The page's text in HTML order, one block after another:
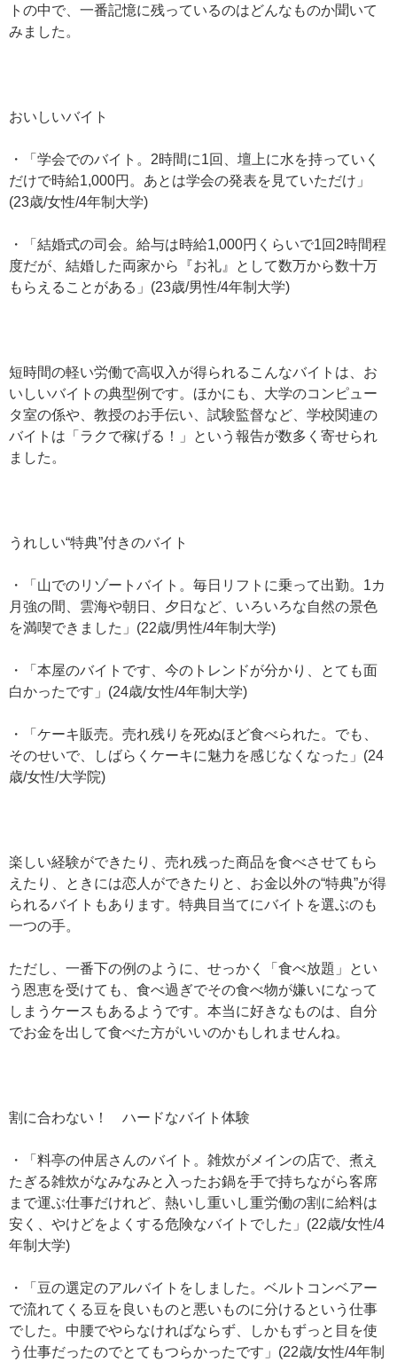
トの中で、一番記憶に残っているのはどんなものか聞いて
みました。
おいしいバイト
・「学会でのバイト。2時間に1回、壇上に水を持っていく
だけで時給1,000円。あとは学会の発表を見ていただけ」
(23歳/女性/4年制大学)
・「結婚式の司会。給与は時給1,000円くらいで1回2時間程
度だが、結婚した両家から『お礼』として数万から数十万
もらえることがある」(23歳/男性/4年制大学)
短時間の軽い労働で高収入が得られるこんなバイトは、お
いしいバイトの典型例です。ほかにも、大学のコンピュー
タ室の係や、教授のお手伝い、試験監督など、学校関連の
バイトは「ラクで稼げる！」という報告が数多く寄せられ
ました。
うれしい“特典”付きのバイト
・「山でのリゾートバイト。毎日リフトに乗って出勤。1カ
月強の間、雲海や朝日、夕日など、いろいろな自然の景色
を満喫できました」(22歳/男性/4年制大学)
・「本屋のバイトです、今のトレンドが分かり、とても面
白かったです」(24歳/女性/4年制大学)
・「ケーキ販売。売れ残りを死ぬほど食べられた。でも、
そのせいで、しばらくケーキに魅力を感じなくなった」(24
歳/女性/大学院)
楽しい経験ができたり、売れ残った商品を食べさせてもら
えたり、ときには恋人ができたりと、お金以外の“特典”が得
られるバイトもあります。特典目当てにバイトを選ぶのも
一つの手。
ただし、一番下の例のように、せっかく「食べ放題」とい
う恩恵を受けても、食べ過ぎでその食べ物が嫌いになって
しまうケースもあるようです。本当に好きなものは、自分
でお金を出して食べた方がいいのかもしれませんね。
割に合わない！ ハードなバイト体験
・「料亭の仲居さんのバイト。雑炊がメインの店で、煮え
たぎる雑炊がなみなみと入ったお鍋を手で持ちながら客席
まで運ぶ仕事だけれど、熱いし重いし重労働の割に給料は
安く、やけどをよくする危険なバイトでした」(22歳/女性/4
年制大学)
・「豆の選定のアルバイトをしました。ベルトコンベアー
で流れてくる豆を良いものと悪いものに分けるという仕事
でした。中腰でやらなければならず、しかもずっと目を使
う仕事だったのでとてもつらかったです」(22歳/女性/4年制